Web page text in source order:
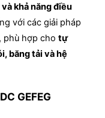
khả năng điều
với các giải pháp
phù hợp cho tự
băng tải và hệ
GEFEG